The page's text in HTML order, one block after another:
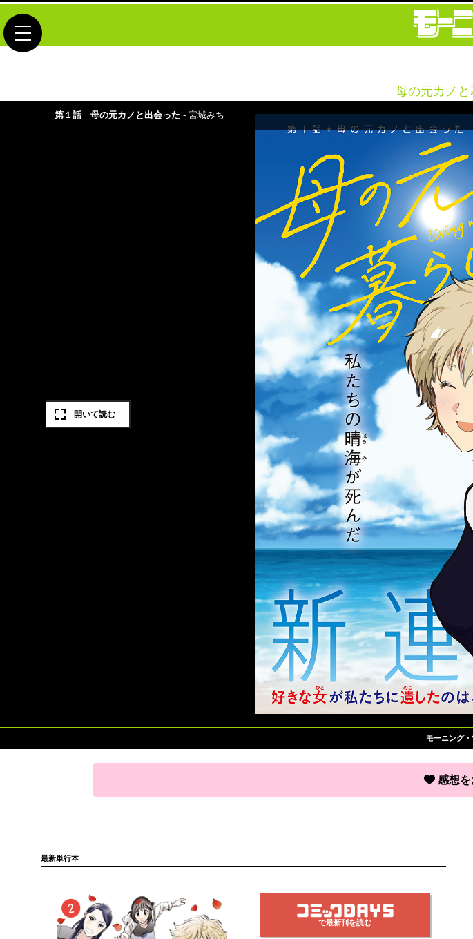
toggle navigation
母の元カノと
モーニング・
感想
最新単行本
で最新刊を読む